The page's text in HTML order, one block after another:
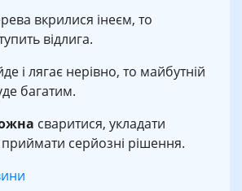
вкрилися інеєм, то
відлига.
і лягає нерівно, то майбутній
багатим.
сваритися, укладати
приймати серйозні рішення.